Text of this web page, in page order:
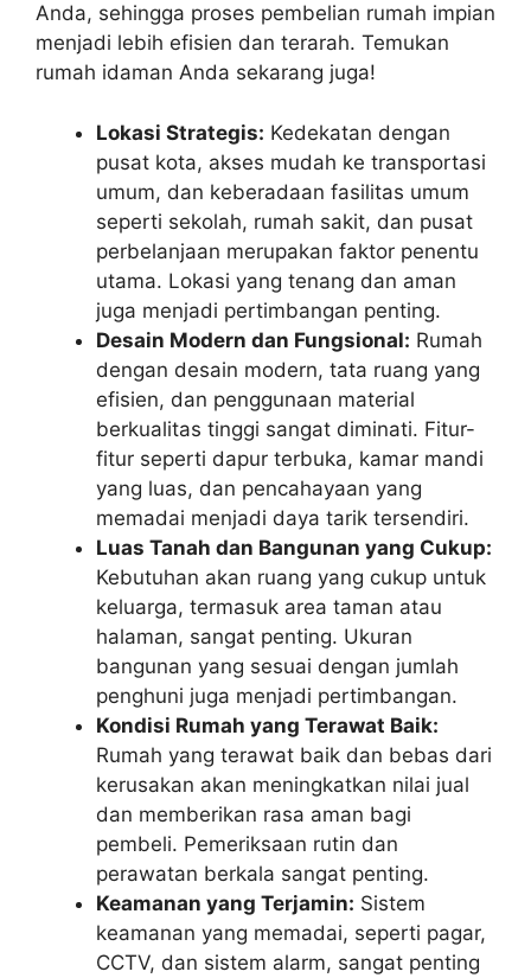
Anda, sehingga proses pembelian rumah impian
menjadi lebih efisien dan terarah. Temukan
rumah idaman Anda sekarang juga!
Lokasi Strategis: Kedekatan dengan
pusat kota, akses mudah ke transportasi
umum, dan keberadaan fasilitas umum
seperti sekolah, rumah sakit, dan pusat
perbelanjaan merupakan faktor penentu
utama. Lokasi yang tenang dan aman
juga menjadi pertimbangan penting.
Desain Modern dan Fungsional: Rumah
dengan desain modern, tata ruang yang
efisien, dan penggunaan material
berkualitas tinggi sangat diminati. Fitur-
fitur seperti dapur terbuka, kamar mandi
yang luas, dan pencahayaan yang
memadai menjadi daya tarik tersendiri.
Luas Tanah dan Bangunan yang Cukup:
Kebutuhan akan ruang yang cukup untuk
keluarga, termasuk area taman atau
halaman, sangat penting. Ukuran
bangunan yang sesuai dengan jumlah
penghuni juga menjadi pertimbangan.
Kondisi Rumah yang Terawat Baik:
Rumah yang terawat baik dan bebas dari
kerusakan akan meningkatkan nilai jual
dan memberikan rasa aman bagi
pembeli. Pemeriksaan rutin dan
perawatan berkala sangat penting.
Keamanan yang Terjamin: Sistem
keamanan yang memadai, seperti pagar,
CCTV, dan sistem alarm, sangat penting